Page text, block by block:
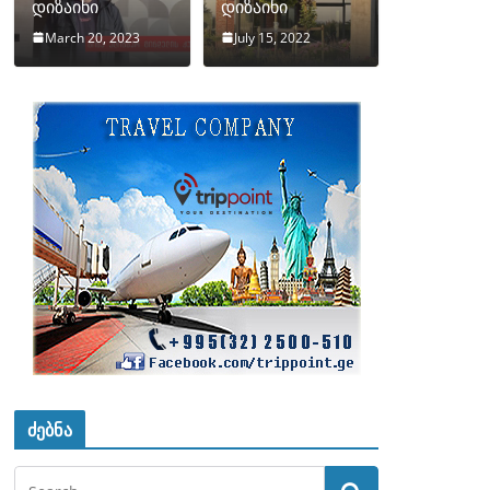
დიზაინი
March 20, 2023
დიზაინი
July 15, 2022
ძებნა